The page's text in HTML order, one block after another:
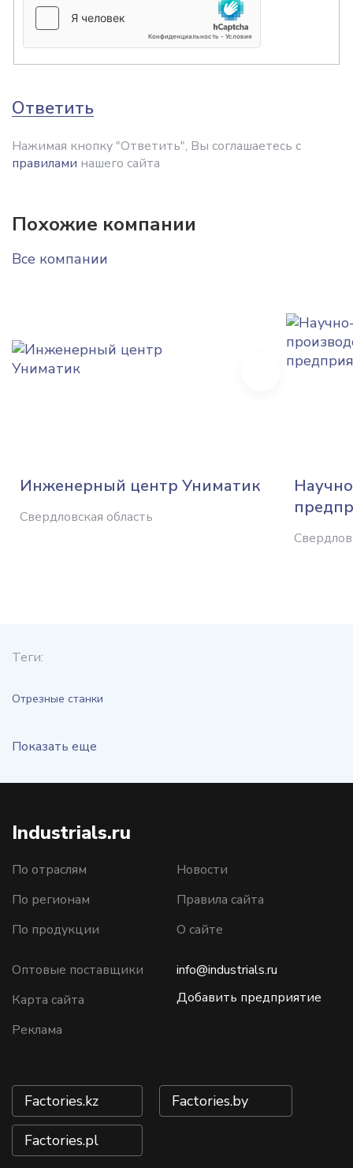
Ответить
Нажимая кнопку "Ответить", Вы соглашаетесь с
правилами нашего сайта
Похожие компании
Все компании
Инженерный центр Униматик
Свердловская область
Next
Теги:
Отрезные станки
Показать еще
Industrials.ru
По отраслям
По регионам
По продукции
Новости
Правила сайта
О сайте
Оптовые поставщики
Карта сайта
Реклама
info@industrials.ru
Добавить предприятие
Factories.kz Factories.by
Factories.pl